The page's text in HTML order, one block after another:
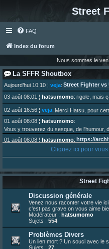
Street
FAQ
Index du forum
Nous sommes le
La SFFR Shoutbox
Aujourd’hui 10:10 ¦ veja: Street Fighter vs
03 août 08:01 ¦ hatsumomo: rigole, mais
02 août 16:56 ¦ veja: Merci Hatsu, pour
01 août 08:08 ¦ hatsumomo:
Vous y trouverez du sesque, de l'humour,
01 août 08:08 ¦ hatsumomo: https://
hatsumomo :
Aujourd'hui, c'est le yaoi day. Pour la
30 juil. 07:22¦hatsumomo:
Un futur indispensable :https://x.com/
26 juil. 22:09¦hatsumomo:bio de Alex en
13 juil. 09:53¦hatsumomo:
bonjour les amis, je viens de poster ma 1e
23 juin 10:36¦indy:une très chouette
23 juin 07:30
hatsumomo
23 juin 07:26¦hatsumomo :shoutbox
Cliquez ici pour
Street
Discussion générale
Venez nous raconter votre vie
c'est pas grave on vous aime
Modérateur : hatsumomo
Sujets : 554
Problèmes Divers
Un lien mort ? Un souci avec le
Sujets : 27